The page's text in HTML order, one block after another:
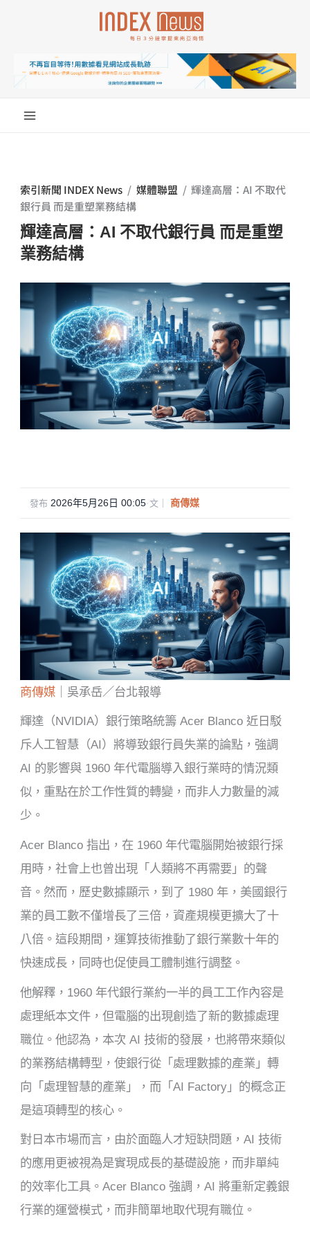
索引新聞 INDEX News / 媒體聯盟 / 輝達高層：AI 不取代
銀行員 而是重塑業務結構
輝達高層：AI 不取代銀行員 而是重塑
業務結構
發布 2026年5月26日 00:05·文｜ 商傳媒
商傳媒 ｜吳承岳／台北報導
輝達（NVIDIA）銀行策略統籌 Acer Blanco 近日駁
斥人工智慧（AI）將導致銀行員失業的論點，強調
AI 的影響與 1960 年代電腦導入銀行業時的情況類
似，重點在於工作性質的轉變，而非人力數量的減
少。
Acer Blanco 指出，在 1960 年代電腦開始被銀行採
用時，社會上也曾出現「人類將不再需要」的聲
音。然而，歷史數據顯示，到了 1980 年，美國銀行
業的員工數不僅增長了三倍，資產規模更擴大了十
八倍。這段期間，運算技術推動了銀行業數十年的
快速成長，同時也促使員工體制進行調整。
他解釋，1960 年代銀行業約一半的員工工作內容是
處理紙本文件，但電腦的出現創造了新的數據處理
職位。他認為，本次 AI 技術的發展，也將帶來類似
的業務結構轉型，使銀行從「處理數據的產業」轉
向「處理智慧的產業」，而「AI Factory」的概念正
是這項轉型的核心。
對日本市場而言，由於面臨人才短缺問題，AI 技術
的應用更被視為是實現成長的基礎設施，而非單純
的效率化工具。Acer Blanco 強調，AI 將重新定義銀
行業的運營模式，而非簡單地取代現有職位。